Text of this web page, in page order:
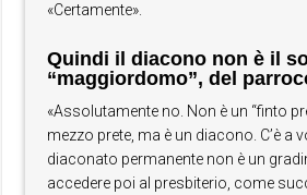
«Certamente».
Quindi il diacono non è il
“maggiordomo”, del
«Assolutamente no. Non è un “finto
mezzo prete, ma è un diacono. C’è a
diaconato permanente non è un
accedere poi al presbiterio, come